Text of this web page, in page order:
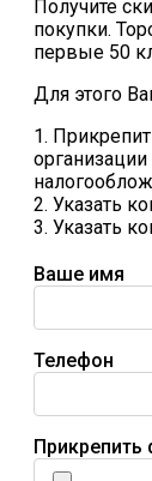
Получите
покупки.
первые 50
Для этого
1.
2. Указать
3. Указать
Ваше имя
Телефон
Прикрепить